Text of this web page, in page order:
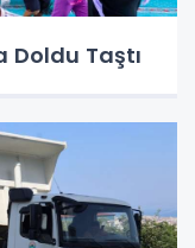
Doldu Taştı